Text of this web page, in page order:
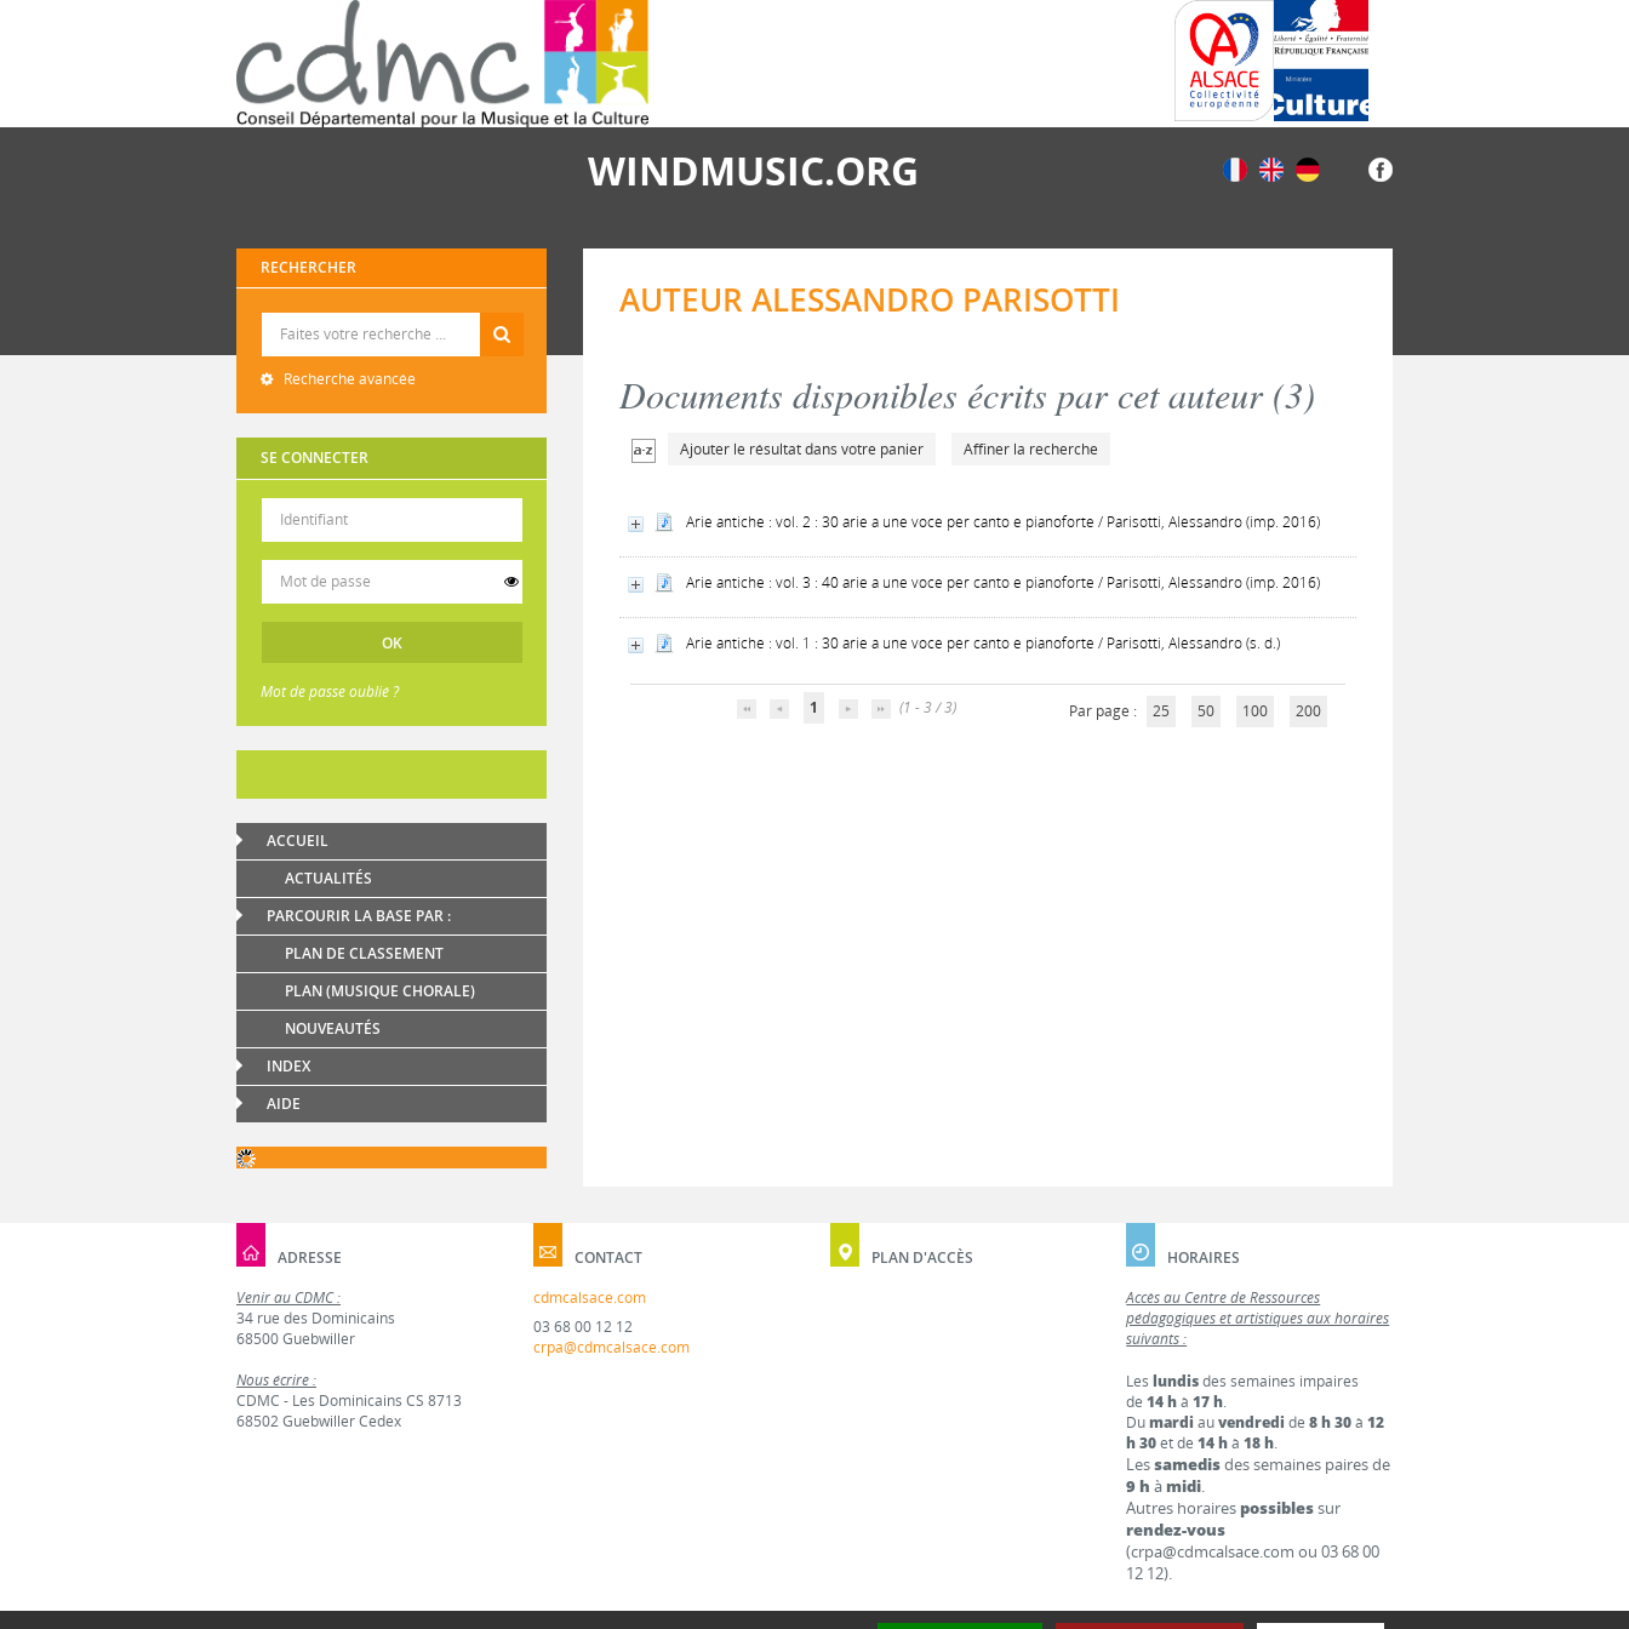
WINDMUSIC.ORG
RECHERCHER
Recherche avancée
SE CONNECTER
Mot de passe oublié ?
ACCUEIL
ACTUALITÉS
PARCOURIR LA BASE PAR :
PLAN DE CLASSEMENT
PLAN (MUSIQUE CHORALE)
NOUVEAUTÉS
INDEX
AIDE
AUTEUR ALESSANDRO PARISOTTI
Documents disponibles écrits par cet auteur (3)
Ajouter le résultat dans votre panier Affiner la recherche
Arie antiche : vol. 2 : 30 arie a une voce per canto e pianoforte / Parisotti, Alessandro (imp. 2016)
Arie antiche : vol. 3 : 40 arie a une voce per canto e pianoforte / Parisotti, Alessandro (imp. 2016)
Arie antiche : vol. 1 : 30 arie a une voce per canto e pianoforte / Parisotti, Alessandro (s. d.)
1 (1 - 3 / 3) Par page : 25 50 100 200
ADRESSE
Venir au CDMC :
34 rue des Dominicains
68500 Guebwiller
Nous écrire :
CDMC - Les Dominicains CS 8713
68502 Guebwiller Cedex
CONTACT
cdmcalsace.com
03 68 00 12 12
crpa@cdmcalsace.com
PLAN D'ACCÈS
HORAIRES
Accès au Centre de Ressources
pédagogiques et artistiques aux horaires
suivants :
Leslundisdes semaines impaires
de14 hà17 h.
Dumardi auvendredi de8 h 30à12
h 30et de14 hà18 h.
Lessamedisdes semaines paires de
9 h à midi.
Autres horaires possiblessur
rendez-vous
(crpa@cdmcalsace.com ou 03 68 00
12 12).